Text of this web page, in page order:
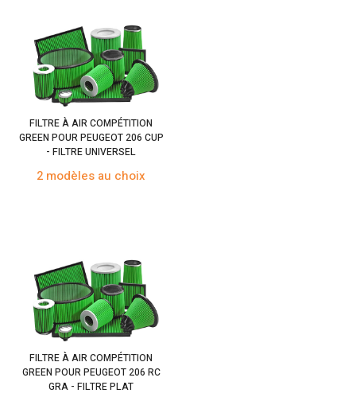
FILTRE À AIR COMPÉTITION
GREEN POUR PEUGEOT 206 CUP
- FILTRE UNIVERSEL
2 modèles au choix
FILTRE À AIR COMPÉTITION
GREEN POUR PEUGEOT 206 RC
GRA - FILTRE PLAT